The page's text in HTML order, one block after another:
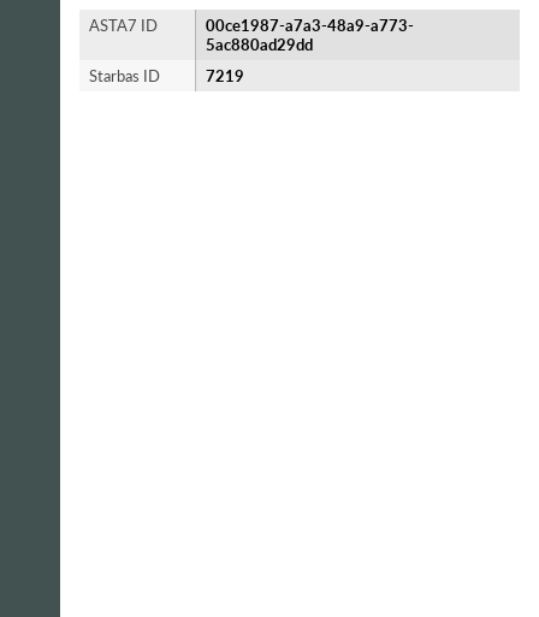
ASTA7 ID
00ce1987-a7a3-48a9-a773-
5ac880ad29dd
Starbas ID
7219